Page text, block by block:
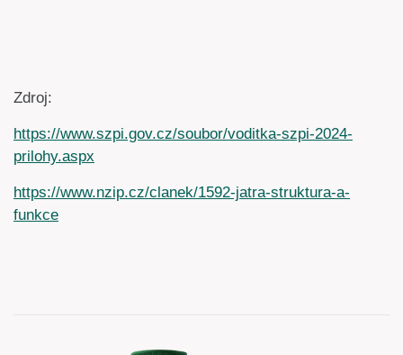
Zdroj:
https://www.szpi.gov.cz/soubor/voditka-szpi-2024-
prilohy.aspx
https://www.nzip.cz/clanek/1592-jatra-struktura-a-
funkce